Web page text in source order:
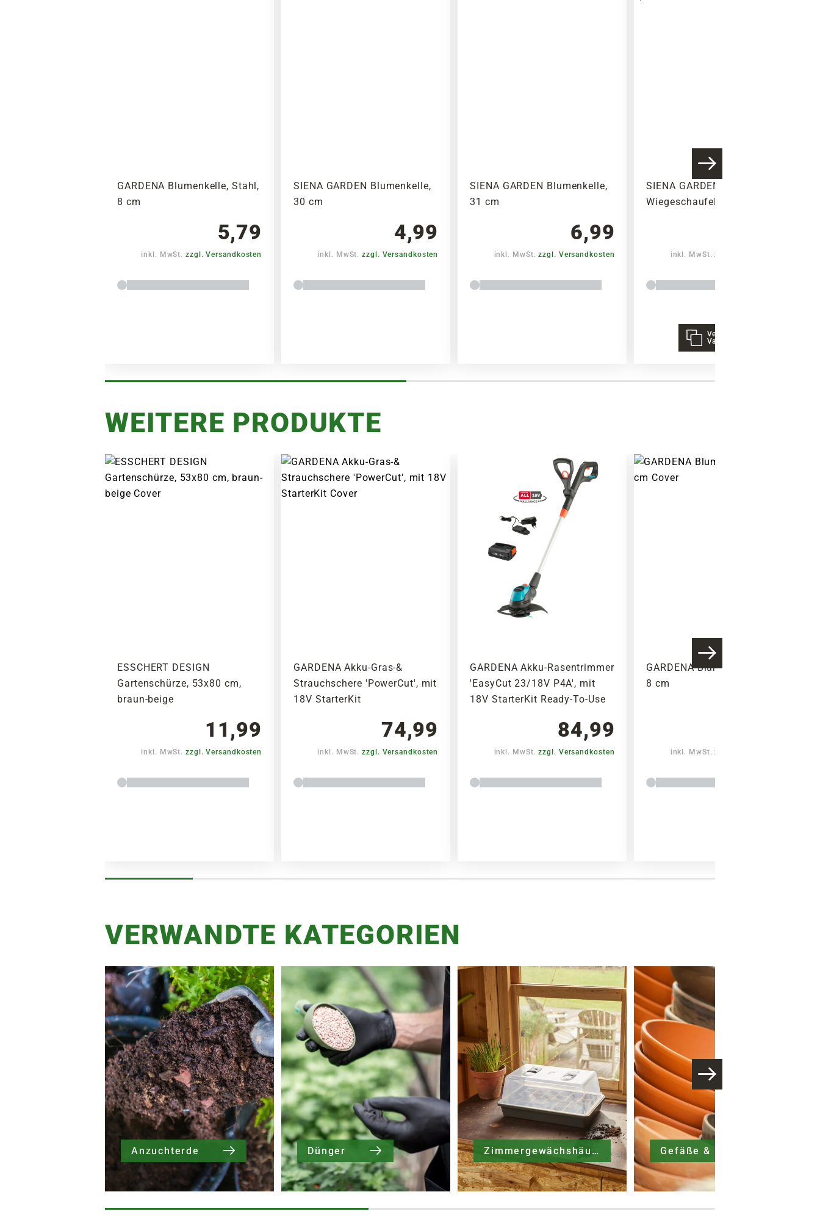
GARDENA Blumenkelle, Stahl,
8 cm
5,79
inkl. MwSt.zzgl. Versandkosten
SIENA GARDEN Blumenkelle,
30 cm
4,99
inkl. MwSt.zzgl. Versandkosten
SIENA GARDEN Blumenkelle,
31 cm
6,99
inkl. MwSt.zzgl. Versandkosten
SIENA GARDEN
Wiegeschaufel, 1,2 L
inkl. MwSt.zzgl. Versandkosten
Verschiedene
Varianten
WEITERE PRODUKTE
ESSCHERT DESIGN
Gartenschürze, 53x80 cm,
braun-beige
11,99
inkl. MwSt.zzgl. Versandkosten
GARDENA Akku-Gras-&
Strauchschere 'PowerCut', mit
18V StarterKit
74,99
inkl. MwSt.zzgl. Versandkosten
GARDENA Akku-Rasentrimmer
'EasyCut 23/18V P4A', mit
18V StarterKit Ready-To-Use
84,99
inkl. MwSt.zzgl. Versandkosten
GARDENA Blumenkelle, Stahl,
8 cm
inkl. MwSt.zzgl. Versandkosten
VERWANDTE KATEGORIEN
Anzuchterde Dünger Zimmergewächshäuser